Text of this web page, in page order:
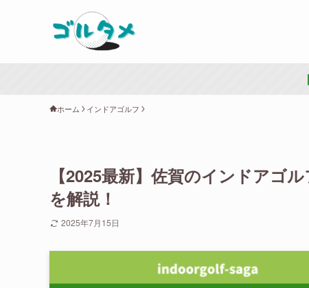
ホーム インドアゴルフ
【2025最新】佐賀のインドアゴ
を解説！
2025年7月15日